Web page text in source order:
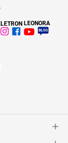
LETRON LEONORA